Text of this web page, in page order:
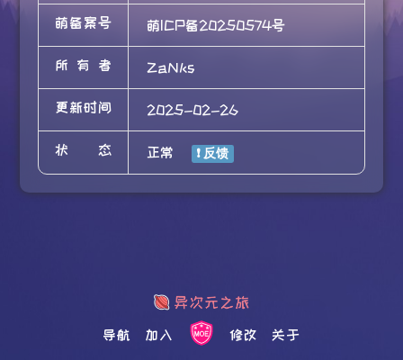
萌备案号 萌ICP备20250574号
所有者 ZaNks
更新时间 2025-02-26
状态 正常
导航 加入 修改 关于